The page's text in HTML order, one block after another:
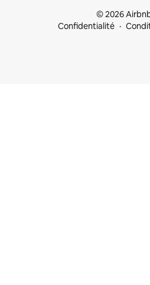
© 2026
Confidentialité